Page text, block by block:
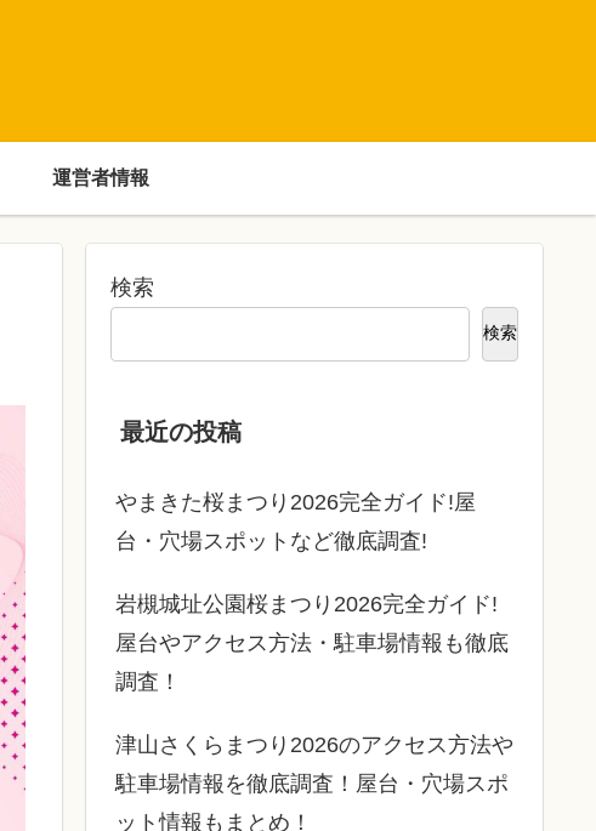
運営者情報
検索
検索
最近の投稿
やまきた桜まつり2026完全ガイド!屋
台・穴場スポットなど徹底調査!
岩槻城址公園桜まつり2026完全ガイド!
屋台やアクセス方法・駐車場情報も徹底
調査！
津山さくらまつり2026のアクセス方法や
駐車場情報を徹底調査！屋台・穴場スポ
ット情報もまとめ！